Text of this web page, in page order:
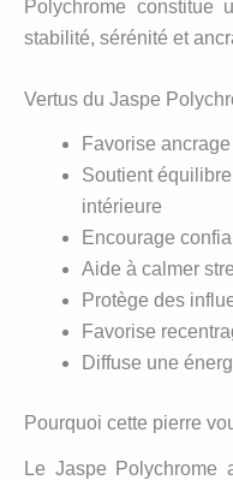
Polychrome constitue
stabilité, sérénité et
Vertus du Jaspe
Favorise
Soutient
intérieure
Encourage
Aide à calmer
Protège des
Favorise
Diffuse une
Pourquoi cette pierre
Le Jaspe Polychrome